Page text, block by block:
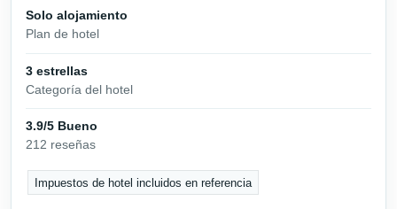
Solo alojamiento
Plan de hotel
3 estrellas
Categoría del hotel
3.9/5 Bueno
212 reseñas
Impuestos de hotel incluidos en referencia